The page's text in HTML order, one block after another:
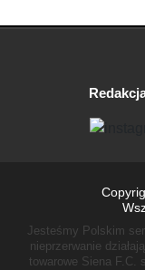
Jesteśmy Polskim
nieprzerwanie
towarowe Siena F.C.